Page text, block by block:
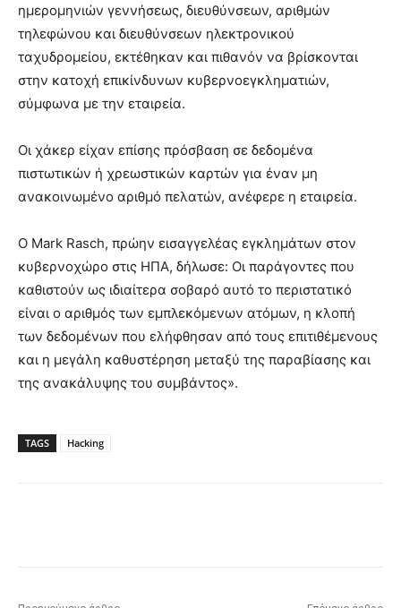
ημερομηνιών γεννήσεως, διευθύνσεων, αριθμών
τηλεφώνου και διευθύνσεων ηλεκτρονικού
ταχυδρομείου, εκτέθηκαν και πιθανόν να βρίσκονται
στην κατοχή επικίνδυνων κυβερνοεγκληματιών,
σύμφωνα με την εταιρεία.
Οι χάκερ είχαν επίσης πρόσβαση σε δεδομένα
πιστωτικών ή χρεωστικών καρτών για έναν μη
ανακοινωμένο αριθμό πελατών, ανέφερε η εταιρεία.
O Mark Rasch, πρώην εισαγγελέας εγκλημάτων στον
κυβερνοχώρο στις ΗΠΑ, δήλωσε: Οι παράγοντες που
καθιστούν ως ιδιαίτερα σοβαρό αυτό το περιστατικό
είναι ο αριθμός των εμπλεκόμενων ατόμων, η κλοπή
των δεδομένων που ελήφθησαν από τους επιτιθέμενους
και η μεγάλη καθυστέρηση μεταξύ της παραβίασης και
της ανακάλυψης του συμβάντος».
TAGS Hacking